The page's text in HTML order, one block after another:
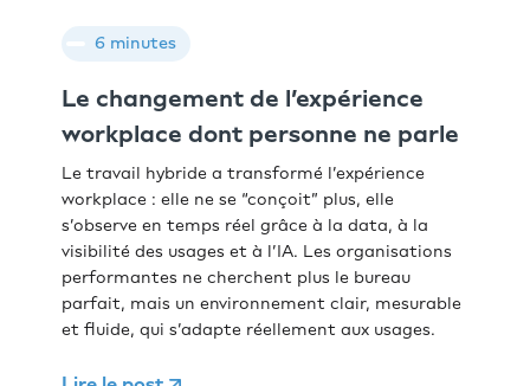
6 minutes
Le changement de l’expérience
workplace dont personne ne parle
Le travail hybride a transformé l’expérience
workplace : elle ne se “conçoit” plus, elle
s’observe en temps réel grâce à la data, à la
visibilité des usages et à l’IA. Les organisations
performantes ne cherchent plus le bureau
parfait, mais un environnement clair, mesurable
et fluide, qui s’adapte réellement aux usages.